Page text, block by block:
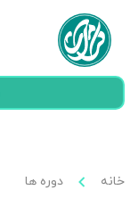
خانه دوره ها